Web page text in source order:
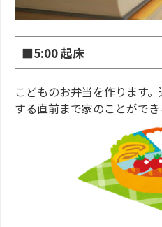
■5:00 起床
こどものお弁当を作ります
する直前まで家のことができ